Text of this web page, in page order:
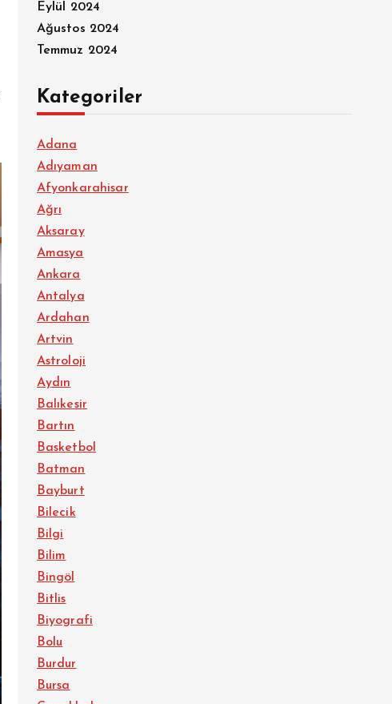
Eylül 2024
Ağustos 2024
Temmuz 2024
Kategoriler
Adana
Adıyaman
Afyonkarahisar
Ağrı
Aksaray
Amasya
Ankara
Antalya
Ardahan
Artvin
Astroloji
Aydın
Balıkesir
Bartın
Basketbol
Batman
Bayburt
Bilecik
Bilgi
Bilim
Bingöl
Bitlis
Biyografi
Bolu
Burdur
Bursa